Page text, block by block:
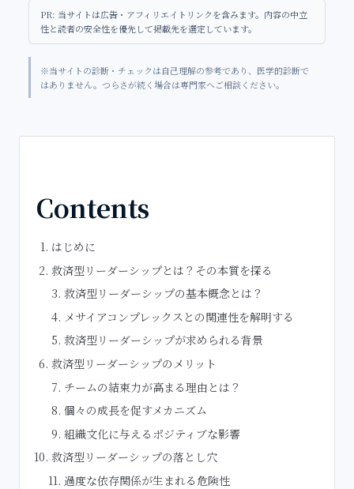
PR: 当サイトは広告・アフィリエイトリンクを含みます。内容の中立
性と読者の安全性を優先して掲載先を選定しています。
※当サイトの診断・チェックは自己理解の参考であり、医学的診断で
はありません。つらさが続く場合は専門家へご相談ください。
Contents
はじめに
救済型リーダーシップとは？その本質を探る
救済型リーダーシップの基本概念とは？
メサイアコンプレックスとの関連性を解明する
救済型リーダーシップが求められる背景
救済型リーダーシップのメリット
チームの結束力が高まる理由とは？
個々の成長を促すメカニズム
組織文化に与えるポジティブな影響
救済型リーダーシップの落とし穴
過度な依存関係が生まれる危険性